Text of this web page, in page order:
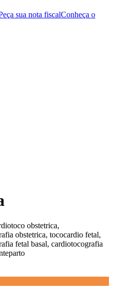
sua nota fiscalConheça o
obstetrica,
obstetrica, tococardio fetal,
fetal basal, cardiotocografia